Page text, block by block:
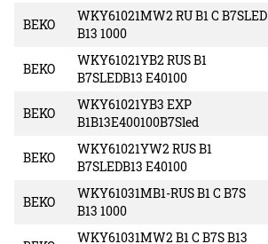
BEKO
WKY61021MW2 RU B1 C B7SLED
B13 1000
BEKO
WKY61021YB2 RUS B1
B7SLEDB13 E40100
BEKO
WKY61021YB3 EXP
B1B13E400100B7Sled
BEKO
WKY61021YW2 RUS B1
B7SLEDB13 E40100
BEKO
WKY61031MB1-RUS B1 C B7S
B13 1000
WKY61031MW2 B1 C B7S B13